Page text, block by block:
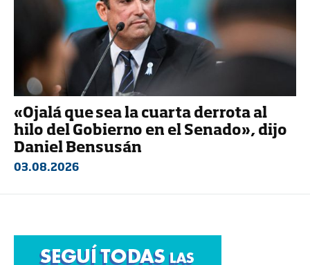
«Ojalá que sea la cuarta derrota al
hilo del Gobierno en el Senado», dijo
Daniel Bensusán
03.08.2026